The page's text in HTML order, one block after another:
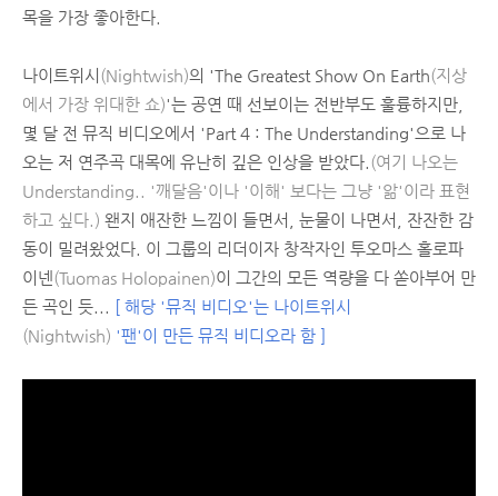
목을 가장 좋아한다.
나이트위시 (Nightwish)의 'The Greatest Show On Earth(지상
에서 가장 위대한 쇼)'는 공연 때 선보이는 전반부도 훌륭하지만,
몇 달 전 뮤직 비디오에서 'Part 4 : The Understanding'으로 나
오는 저 연주곡 대목에 유난히 깊은 인상을 받았다. (여기 나오는
Understanding.. '깨달음'이나 '이해' 보다는 그냥 '앎'이라 표현
하고 싶다.) 왠지 애잔한 느낌이 들면서, 눈물이 나면서, 잔잔한 감
동이 밀려왔었다. 이 그룹의 리더이자 창작자인 투오마스 홀로파
이넨(Tuomas Holopainen)이 그간의 모든 역량을 다 쏟아부어 만
든 곡인 듯...
[ 해당 '뮤직 비디오'는 나이트위시
(Nightwish) '팬'이 만든 뮤직 비디오라 함 ]